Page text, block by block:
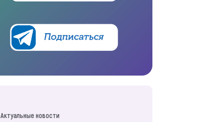
Актуальные новости